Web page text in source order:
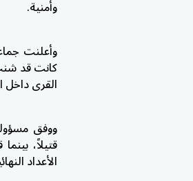
وأمنية.
وأعلنت
القرى داخل
الأعداد